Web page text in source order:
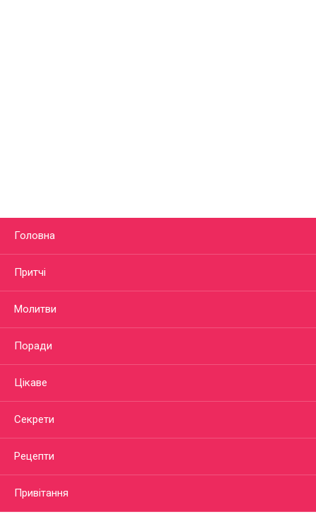
Головна
Притчі
Молитви
Поради
Цікаве
Секрети
Рецепти
Привітання